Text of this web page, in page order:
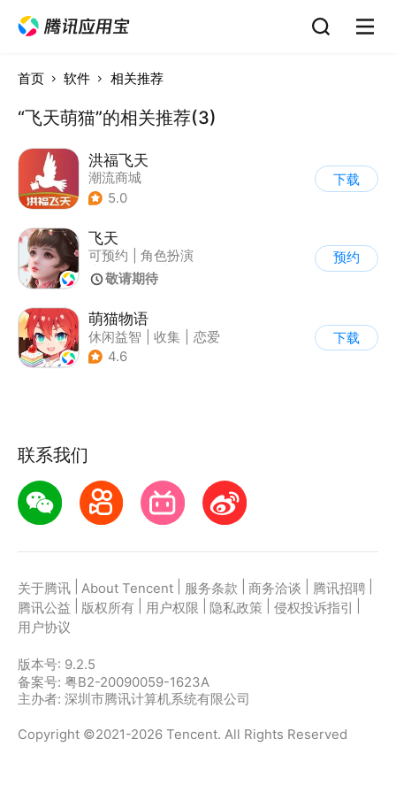
首页 软件 相关推荐
“飞天萌猫”的相关推荐(3)
洪福飞天
潮流商城
5.0
下载
飞天
可预约
角色扮演
| MMORPG
敬请期待
预约
萌猫物语
休闲益智 收集
恋爱
| 女性向
4.6
下载
联系我们
关于腾讯 About Tencent 服务条款 商务洽谈 腾讯招聘
腾讯公益
版权所有 用户权限 隐私政策 侵权投诉指引
用户协议
版本号: 9.2.5
备案号: 粤B2-20090059-1623A
主办者: 深圳市腾讯计算机系统有限公司
Copyright ©2021-2026 Tencent. All Rights Reserved